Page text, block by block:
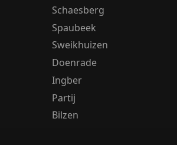
Schaesberg
Spaubeek
Sweikhuizen
Doenrade
Ingber
Partij
Bilzen